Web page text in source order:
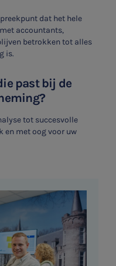
dat het hele
accountants,
betrokken tot alles
is.
past bij de
tot succesvolle
en met oog voor uw